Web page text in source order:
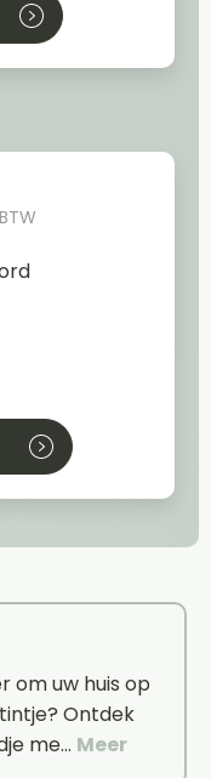
om uw huis op
Ontdek
me… Meer